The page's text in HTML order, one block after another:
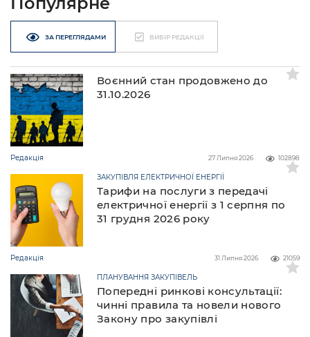
ЗА ПЕРЕГЛЯДАМИ ВИБІР РЕДАКЦІЇ
Воєнний стан продовжено до
31.10.2026
Редакція 102898
27 Липня 2026
Тарифи на послуги з передачі
електричної енергії з 1 серпня по
31 грудня 2026 року
ЗАКУПІВЛЯ ЕЛЕКТРИЧНОЇ ЕНЕРГІЇ
Редакція 21059
31 Липня 2026
Попередні ринкові консультації:
чинні правила та новели нового
Закону про закупівлі
ПЛАНУВАННЯ ЗАКУПІВЕЛЬ